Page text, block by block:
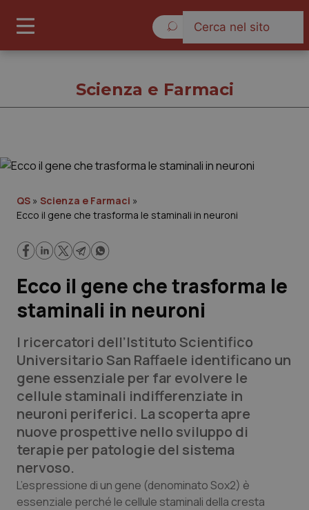
Cronache
Lavoro e Professioni
Scienza e Farmaci
Studi e Analisi
Lettere al direttore
Edizioni Regionali
QS Pro
Scienza e Farmaci
QS » Scienza e Farmaci »
Ecco il gene che trasforma le staminali in neuroni
Ecco il gene che trasforma le
staminali in neuroni
I ricercatori dell’Istituto Scientifico
Universitario San Raffaele identificano un
gene essenziale per far evolvere le
cellule staminali indifferenziate in
neuroni periferici. La scoperta apre
nuove prospettive nello sviluppo di
terapie per patologie del sistema
nervoso.
L’espressione di un gene (denominato Sox2) è
essenziale perché le cellule staminali della cresta